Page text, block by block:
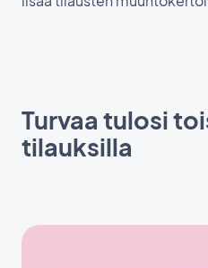
Turvaa tulosi
tilauksilla